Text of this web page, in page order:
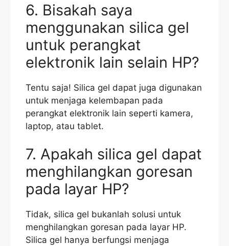
6. Bisakah saya
menggunakan silica gel
untuk perangkat
elektronik lain selain HP?
Tentu saja! Silica gel dapat juga digunakan
untuk menjaga kelembapan pada
perangkat elektronik lain seperti kamera,
laptop, atau tablet.
7. Apakah silica gel dapat
menghilangkan goresan
pada layar HP?
Tidak, silica gel bukanlah solusi untuk
menghilangkan goresan pada layar HP.
Silica gel hanya berfungsi menjaga